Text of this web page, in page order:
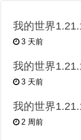
我的世界
3 天前
我的世界
3 天前
我的世界
2 周前